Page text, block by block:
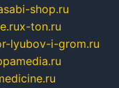
shop.ru
x-ton.ru
lyubov-i-grom.ru